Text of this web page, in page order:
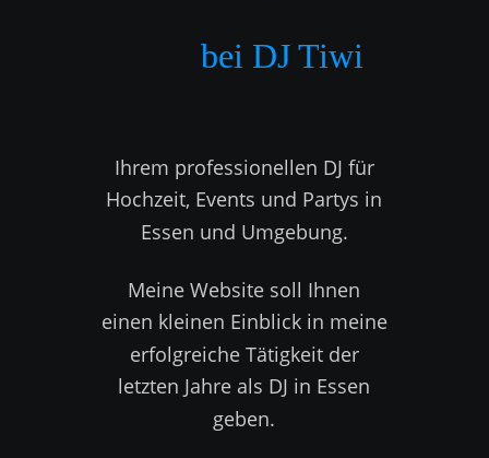
Ihrem professionellen DJ für
Hochzeit, Events und Partys in
Essen und Umgebung.
Meine Website soll Ihnen
einen kleinen Einblick in meine
erfolgreiche Tätigkeit der
letzten Jahre als DJ in Essen
geben.
          bei DJ Tiwi